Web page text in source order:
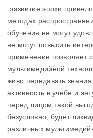
развитие эпохи
методах
обучения не могут
не могут повысить
применение позволяет
мультимедийной
живо передавать
активность в учебе и
перед лицом такой
безусловно, будет
различных